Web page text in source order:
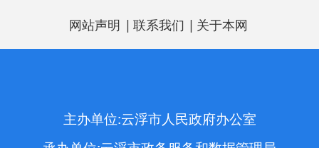
网站声明 | 联系我们 | 关于本网
主办单位:云浮市人民政府办公室